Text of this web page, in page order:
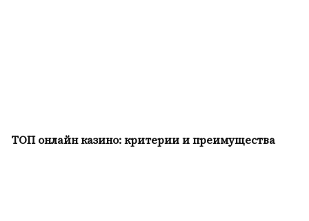
ТОП онлайн казино: критерии и преимущества